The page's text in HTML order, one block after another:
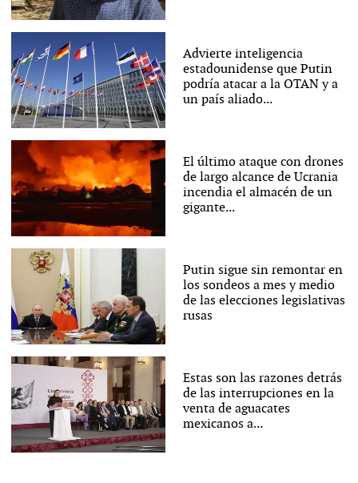
Advierte inteligencia
estadounidense que Putin
podría atacar a la OTAN y a
un país aliado...
El último ataque con drones
de largo alcance de Ucrania
incendia el almacén de un
gigante...
Putin sigue sin remontar en
los sondeos a mes y medio
de las elecciones legislativas
rusas
Estas son las razones detrás
de las interrupciones en la
venta de aguacates
mexicanos a...